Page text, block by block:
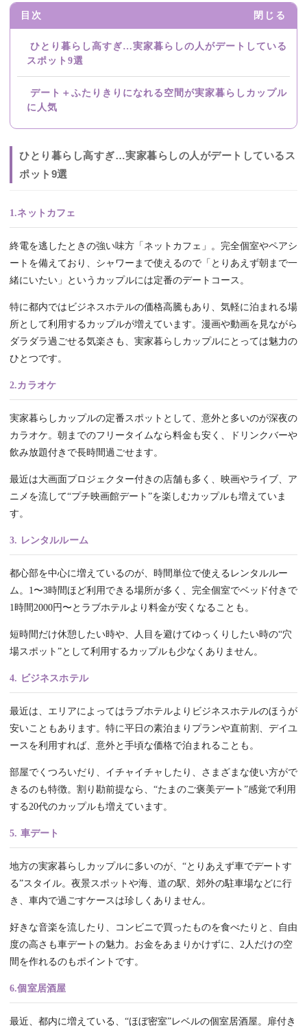
目次 閉じる
ひとり暮らし高すぎ…実家暮らしの人がデートしている
スポット9選
デート＋ふたりきりになれる空間が実家暮らしカップル
に人気
ひとり暮らし高すぎ…実家暮らしの人がデートしているス
ポット9選
1.ネットカフェ
終電を逃したときの強い味方「ネットカフェ」。完全個室やペアシ
ートを備えており、シャワーまで使えるので「とりあえず朝まで一
緒にいたい」というカップルには定番のデートコース。
特に都内ではビジネスホテルの価格高騰もあり、気軽に泊まれる場
所として利用するカップルが増えています。漫画や動画を見ながら
ダラダラ過ごせる気楽さも、実家暮らしカップルにとっては魅力の
ひとつです。
2.カラオケ
実家暮らしカップルの定番スポットとして、意外と多いのが深夜の
カラオケ。朝までのフリータイムなら料金も安く、ドリンクバーや
飲み放題付きで長時間過ごせます。
最近は大画面プロジェクター付きの店舗も多く、映画やライブ、ア
ニメを流して“プチ映画館デート”を楽しむカップルも増えていま
す。
3. レンタルルーム
都心部を中心に増えているのが、時間単位で使えるレンタルルー
ム。1〜3時間ほど利用できる場所が多く、完全個室でベッド付きで
1時間2000円〜とラブホテルより料金が安くなることも。
短時間だけ休憩したい時や、人目を避けてゆっくりしたい時の“穴
場スポット”として利用するカップルも少なくありません。
4. ビジネスホテル
最近は、エリアによってはラブホテルよりビジネスホテルのほうが
安いこともあります。特に平日の素泊まりプランや直前割、デイユ
ースを利用すれば、意外と手頃な価格で泊まれることも。
部屋でくつろいだり、イチャイチャしたり、さまざまな使い方がで
きるのも特徴。割り勘前提なら、“たまのご褒美デート”感覚で利用
する20代のカップルも増えています。
5. 車デート
地方の実家暮らしカップルに多いのが、“とりあえず車でデートす
る”スタイル。夜景スポットや海、道の駅、郊外の駐車場などに行
き、車内で過ごすケースは珍しくありません。
好きな音楽を流したり、コンビニで買ったものを食べたりと、自由
度の高さも車デートの魅力。お金をあまりかけずに、2人だけの空
間を作れるのもポイントです。
6.個室居酒屋
最近、都内に増えている、“ほぼ密室”レベルの個室居酒屋。扉付き